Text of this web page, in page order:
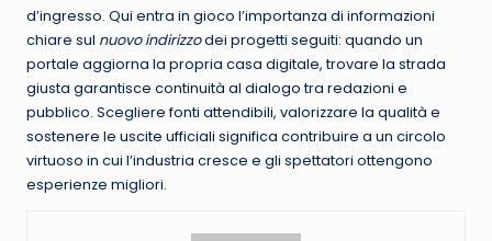
d’ingresso. Qui entra in gioco l’importanza di informazioni
chiare sul nuovo indirizzodei progetti seguiti: quando un
portale aggiorna la propria casa digitale, trovare la strada
giusta garantisce continuità al dialogo tra redazioni e
pubblico. Scegliere fonti attendibili, valorizzare la qualità e
sostenere le uscite ufficiali significa contribuire a un circolo
virtuoso in cui l’industria cresce e gli spettatori ottengono
esperienze migliori.